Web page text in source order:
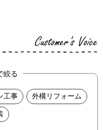
Customer's Voice
絞る
工事 外構リフォーム